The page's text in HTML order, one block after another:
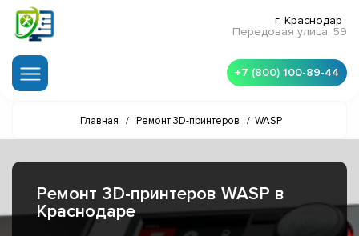
г. Краснодар
Передовая улица, 59
+7 (800) 100-89-44
Главная / Ремонт 3D-принтеров / WASP
Ремонт 3D-принтеров WASP в
Краснодаре